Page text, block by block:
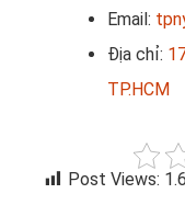
Email:
Địa chỉ:
TP.HCM
Post Views: